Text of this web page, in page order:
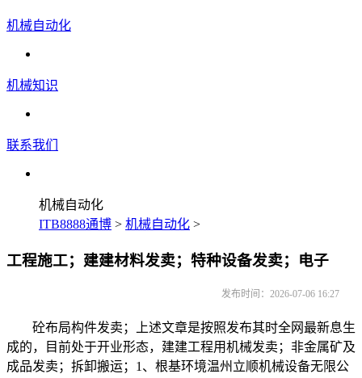
机械自动化
机械知识
联系我们
机械自动化
ITB8888通博 > 机械自动化 >
工程施工；建建材料发卖；特种设备发卖；电子
发布时间：2026-07-06 16:27
砼布局构件发卖；上述文章是按照发布其时全网最新息生
成的，目前处于开业形态，建建工程用机械发卖；非金属矿及
成品发卖；拆卸搬运；1、根基环境温州立顺机械设备无限公